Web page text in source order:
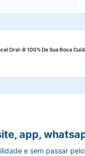
Oral-B 100% De Sua Boca
app,
e sem passar